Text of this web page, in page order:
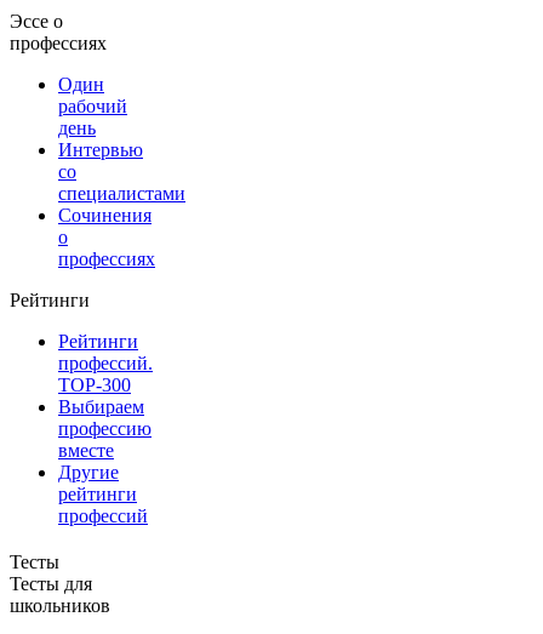
Эссе о
профессиях
Один
рабочий
день
Интервью
со
специалистами
Сочинения
о
профессиях
Рейтинги
Рейтинги
профессий.
TOP-300
Выбираем
профессию
вместе
Другие
рейтинги
профессий
Тесты
Тесты для
школьников